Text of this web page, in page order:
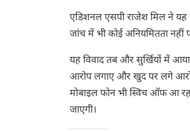
एडिशनल एसपी राजेश मिल ने यह
जांच में भी कोई अनियमितता नहीं
यह विवाद तब और सुर्खियों में
आरोप लगाए और खुद पर लगे
मोबाइल फोन भी स्विच ऑफ आ
जाएगी।